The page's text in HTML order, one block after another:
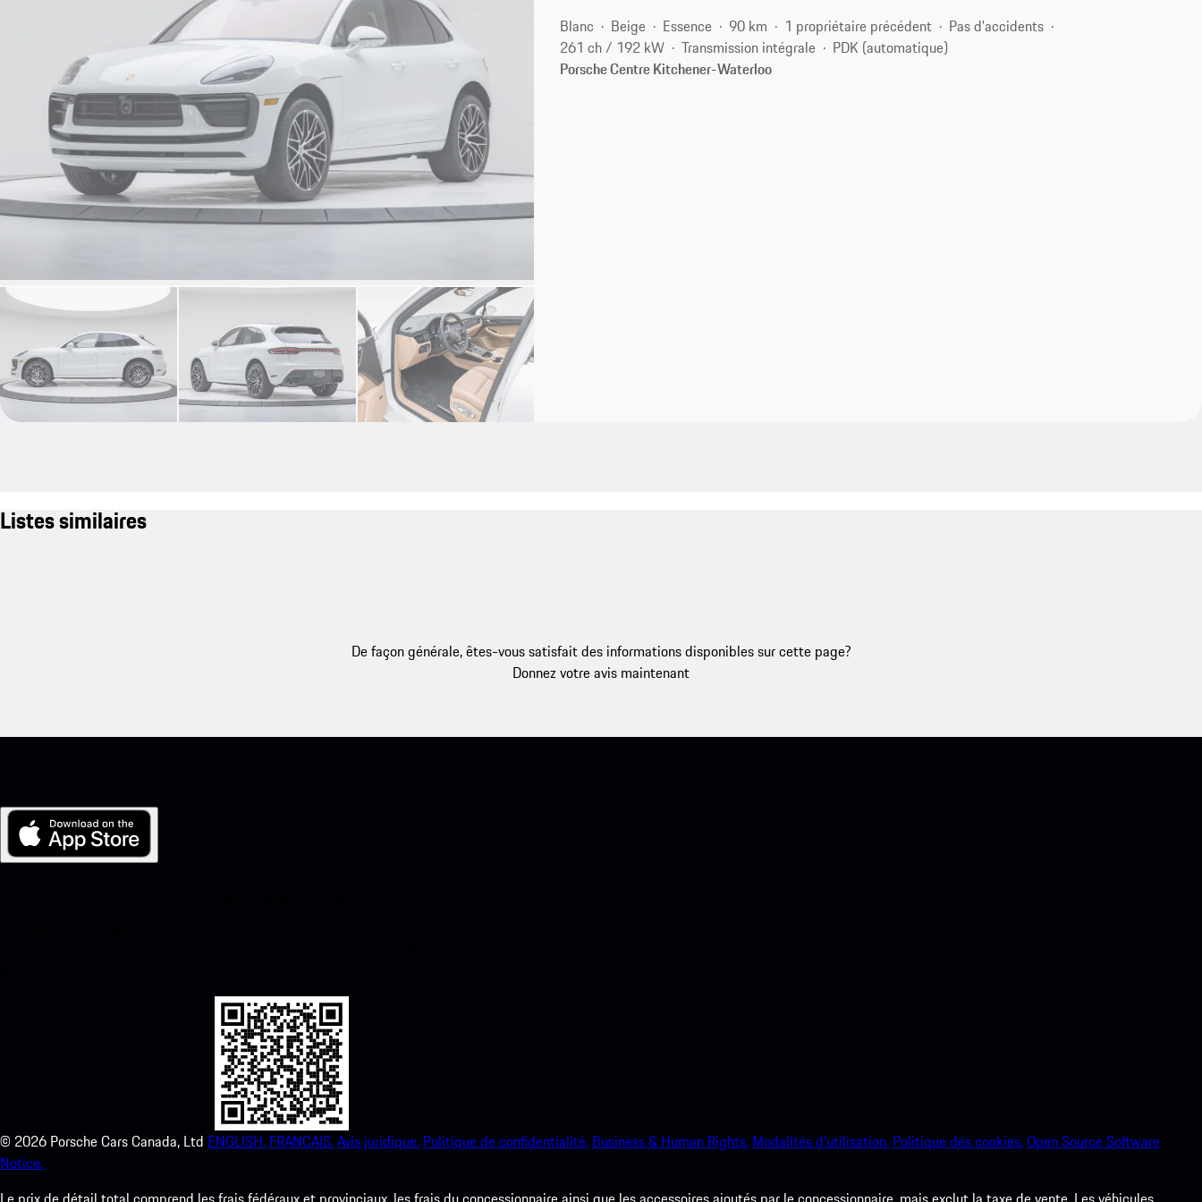
Blanc Beige Essence 90 km 1 propriétaire précédent
Pas d'accidents
261 ch / 192 kW
Transmission intégrale
PDK (automatique)
Porsche Centre Kitchener-Waterloo
Listes similaires
De façon générale, êtes-vous satisfait des informations disponibles sur cette page?
Donnez votre avis maintenant
© 2026 Porsche Cars Canada, Ltd ENGLISH. FRANCAIS.Avis juridique. Politique de confidentialité. Business & Human Rights. Modalités d’utilisation. Politique des cookies.Open Source Software
Notice.